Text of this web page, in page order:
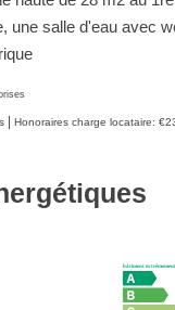
une salle d'eau avec
Honoraires charge locataire: